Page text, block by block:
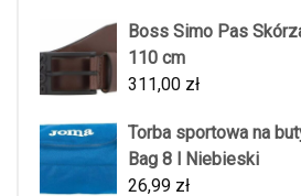
Boss Simo Pas
110 cm
311,00 zł
Torba sportowa na
Bag 8 l Niebieski
26,99 zł